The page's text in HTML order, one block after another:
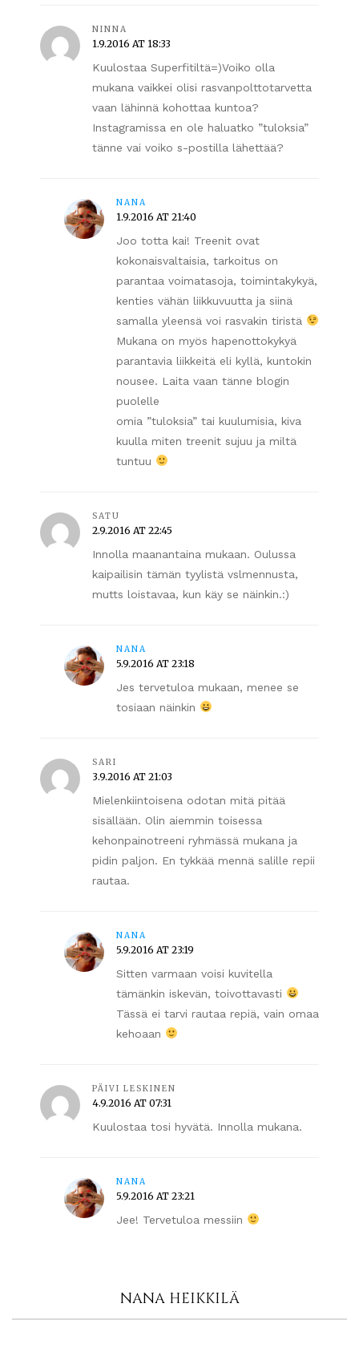
NINNA
1.9.2016 AT 18:33
Kuulostaa Superfitiltä=)Voiko olla
mukana vaikkei olisi rasvanpolttotarvetta
vaan lähinnä kohottaa kuntoa?
Instagramissa en ole haluatko ”tuloksia”
tänne vai voiko s-postilla lähettää?
NANA
1.9.2016 AT 21:40
Joo totta kai! Treenit ovat
kokonaisvaltaisia, tarkoitus on
parantaa voimatasoja, toimintakykyä,
kenties vähän liikkuvuutta ja siinä
samalla yleensä voi rasvakin tiristä
Mukana on myös hapenottokykyä
parantavia liikkeitä eli kyllä, kuntokin
nousee. Laita vaan tänne blogin
puolelle
omia ”tuloksia” tai kuulumisia, kiva
kuulla miten treenit sujuu ja miltä
tuntuu
SATU
2.9.2016 AT 22:45
Innolla maanantaina mukaan. Oulussa
kaipailisin tämän tyylistä vslmennusta,
mutts loistavaa, kun käy se näinkin.:)
NANA
5.9.2016 AT 23:18
Jes tervetuloa mukaan, menee se
tosiaan näinkin
SARI
3.9.2016 AT 21:03
Mielenkiintoisena odotan mitä pitää
sisällään. Olin aiemmin toisessa
kehonpainotreeni ryhmässä mukana ja
pidin paljon. En tykkää mennä salille repii
rautaa.
NANA
5.9.2016 AT 23:19
Sitten varmaan voisi kuvitella
tämänkin iskevän, toivottavasti
Tässä ei tarvi rautaa repiä, vain omaa
kehoaan
PÄIVI LESKINEN
4.9.2016 AT 07:31
Kuulostaa tosi hyvätä. Innolla mukana.
NANA
5.9.2016 AT 23:21
Jee! Tervetuloa messiin
NANA HEIKKILÄ